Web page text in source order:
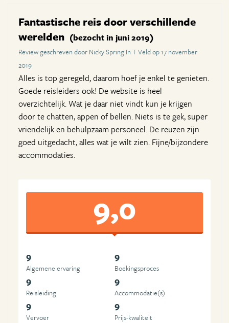
Fantastische reis door verschillende
werelden (bezocht in juni 2019)
Review geschreven door Nicky Spring In T Veld op 17 november
2019
Alles is top geregeld, daarom hoef je enkel te genieten.
Goede reisleiders ook! De website is heel
overzichtelijk. Wat je daar niet vindt kun je krijgen
door te chatten, appen of bellen. Niets is te gek, super
vriendelijk en behulpzaam personeel. De reuzen zijn
goed uitgedacht, alles wat je wilt zien. Fijne/bijzondere
accommodaties.
9,0
9
Algemene ervaring
9
Boekingsproces
9
Reisleiding
9
Accommodatie(s)
9
Vervoer
9
Prijs-kwaliteit